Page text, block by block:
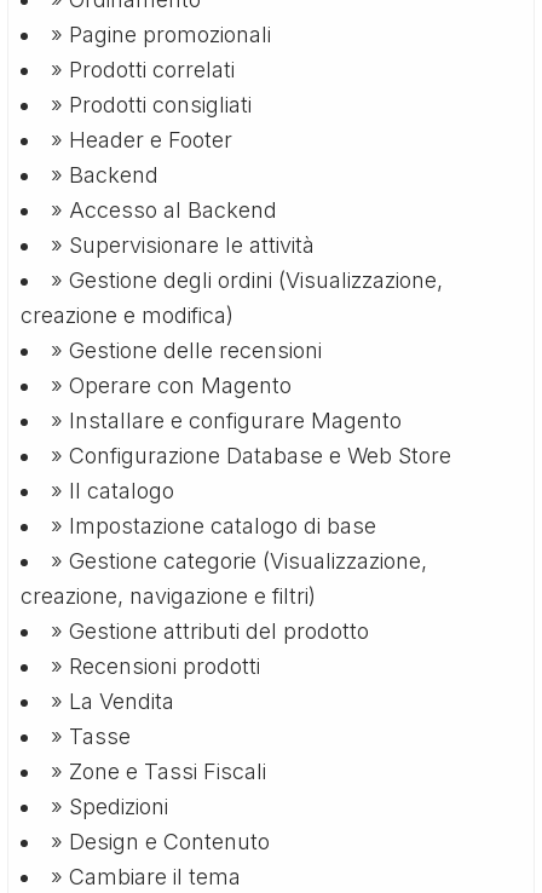
» Pagine promozionali
» Prodotti correlati
» Prodotti consigliati
» Header e Footer
» Backend
» Accesso al Backend
» Supervisionare le attività
» Gestione degli ordini (Visualizzazione,
creazione e modifica)
» Gestione delle recensioni
» Operare con Magento
» Installare e configurare Magento
» Configurazione Database e Web Store
» Il catalogo
» Impostazione catalogo di base
» Gestione categorie (Visualizzazione,
creazione, navigazione e filtri)
» Gestione attributi del prodotto
» Recensioni prodotti
» La Vendita
» Tasse
» Zone e Tassi Fiscali
» Spedizioni
» Design e Contenuto
» Cambiare il tema